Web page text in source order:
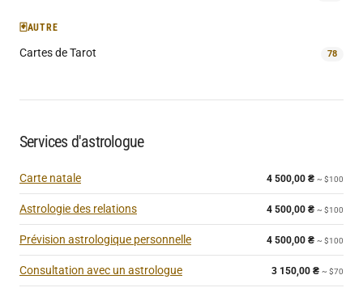
🃏AUTRE
Cartes de Tarot 78
Services d'astrologue
Carte natale 4 500,00 ₴ ~ $100
Astrologie des relations 4 500,00 ₴ ~ $100
Prévision astrologique personnelle 4 500,00 ₴ ~ $100
Consultation avec un astrologue 3 150,00 ₴ ~ $70